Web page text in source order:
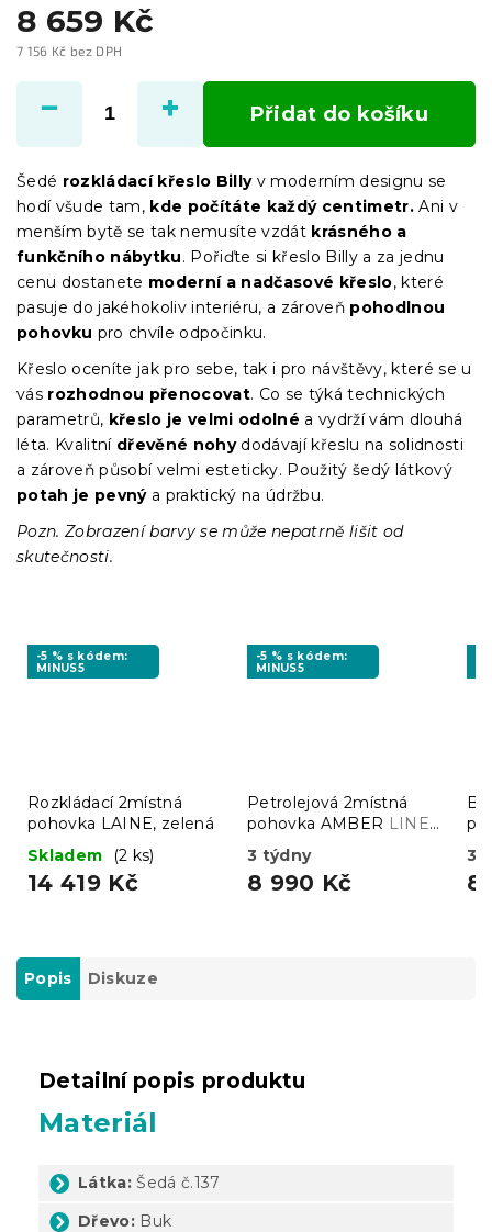
8 659 Kč
7 156 Kč bez DPH
cena:
Přidat do košíku
Šedé rozkládací křeslo Billyv moderním designu se
hodí všude tam, kde počítáte každý centimetr. Ani v
menším bytě se tak nemusíte vzdát krásného a
funkčního nábytku. Pořiďte si křeslo Billy a za jednu
cenu dostanete moderní a nadčasové křeslo, které
pasuje do jakéhokoliv interiéru, a zároveň pohodlnou
pohovku pro chvíle odpočinku.
Křeslo oceníte jak pro sebe, tak i pro návštěvy, které se u
vás rozhodnou přenocovat. Co se týká technických
parametrů, křeslo je velmi odolné a vydrží vám dlouhá
léta. Kvalitní dřevěné nohydodávají křeslu na solidnosti
a zároveň působí velmi esteticky. Použitý šedý látkový
potah je pevnýa praktický na údržbu.
Pozn. Zobrazení barvy se může nepatrně lišit od
skutečnosti.
-5 % s kódem:
MINUS5
Rozkládací 2místná
pohovka LAINE, zelená
Skladem
(2 ks)
14 419 Kč
-5 % s kódem:
MINUS5
Petrolejová 2místná
pohovka AMBER LINEA
3 týdny
8 990 Kč
3
8
Popis Diskuze
Detailní popis produktu
Materiál
Látka: Šedá č.137
Dřevo: Buk